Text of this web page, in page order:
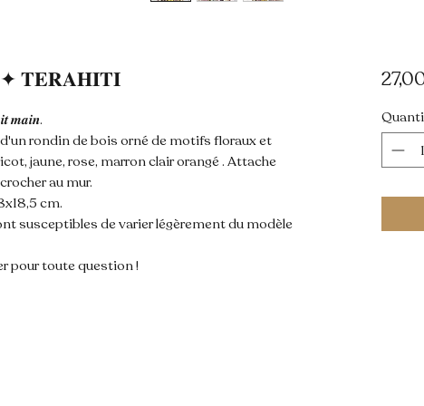
✦ 𝐓𝐄𝐑𝐀𝐇𝐈𝐓𝐈
𝒎𝒂𝒊𝒏.
rondin de bois orné de motifs floraux et
jaune, rose, marron clair orangé . Attache
au mur.
cm.
susceptibles de varier légèrement du modèle
pour toute question !